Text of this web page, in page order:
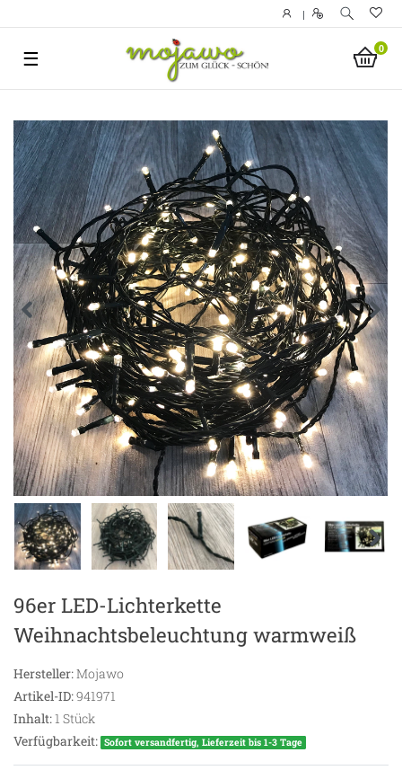
|
0
☰
96er LED-Lichterkette
Weihnachtsbeleuchtung warmweiß
Hersteller:Mojawo
Artikel-ID:941971
Inhalt:1 Stück
Verfügbarkeit: Sofort versandfertig, Lieferzeit bis 1-3 Tage